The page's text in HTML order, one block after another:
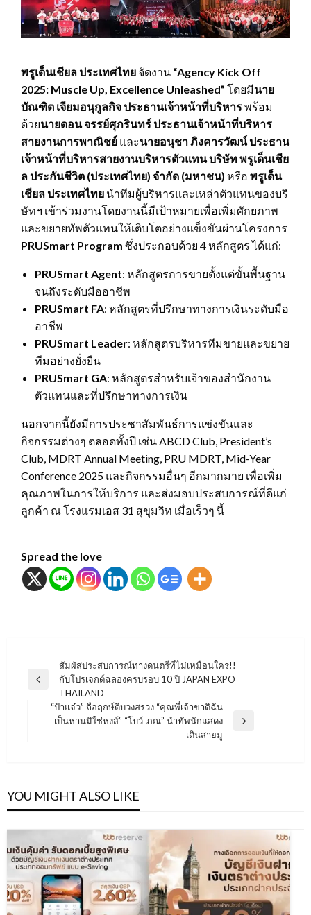
พรูเด็นเชียล ประเทศไทย จัดงาน “Agency Kick Off
2025: Muscle Up, Excellence Unleashed” โดยมีนาย
บัณฑิต เจียมอนุกูลกิจ ประธานเจ้าหน้าที่บริหารพร้อม
ด้วยนายดอน จรรย์ศุภรินทร์ ประธานเจ้าหน้าที่บริหาร
สายงานการพาณิชย์ และนายอนุชา ภิงคารวัฒน์ ประธาน
เจ้าหน้าที่บริหารสายงานบริหารตัวแทนบริษัท พรูเด็นเชีย
ล ประกันชีวิต (ประเทศไทย) จำกัด (มหาชน) หรือ พรูเด็น
เชียล ประเทศไทย นำทีมผู้บริหารและเหล่าตัวแทนของบริ
ษัทฯ เข้าร่วมงานโดยงานนี้มีเป้าหมายเพื่อเพิ่มศักยภาพ
และขยายทัพตัวแทนให้เติบโตอย่างแข็งขันผ่านโครงการ
PRUSmart Program ซึ่งประกอบด้วย 4 หลักสูตร ได้แก่:
PRUSmart Agent: หลักสูตรการขายตั้งแต่ขั้นพื้นฐาน
จนถึงระดับมืออาชีพ
PRUSmart FA: หลักสูตรที่ปรึกษาทางการเงินระดับมือ
อาชีพ
PRUSmart Leader: หลักสูตรบริหารทีมขายและขยาย
ทีมอย่างยั่งยืน
PRUSmart GA: หลักสูตรสำหรับเจ้าของสำนักงาน
ตัวแทนและที่ปรึกษาทางการเงิน
นอกจากนี้ยังมีการประชาสัมพันธ์การแข่งขันและ
กิจกรรมต่างๆ ตลอดทั้งปี เช่น ABCD Club, President’s
Club, MDRT Annual Meeting, PRU MDRT, Mid-Year
Conference 2025 และกิจกรรมอื่นๆ อีกมากมาย เพื่อเพิ่ม
คุณภาพในการให้บริการ และส่งมอบประสบการณ์ที่ดีแก่
ลูกค้า ณ โรงแรมเอส 31 สุขุมวิท เมื่อเร็วๆ นี้
Spread the love
แนะแนว
เรื่อง
Previous
สัมผัสประสบการณ์ทางดนตรีที่ไม่เหมือนใคร!!
กับโปรเจกต์ฉลองครบรอบ 10 ปี JAPAN EXPO
THAILAND
Next
“ป้าแจ๋ว” ถือฤกษ์ดีบวงสรวง “คุณพี่เจ้าขาดิฉัน
เป็นห่านมิใช่หงส์” “โบว์-ภณ” นำทัพนักแสดง
เดินสายมู
YOU MIGHT ALSO LIKE